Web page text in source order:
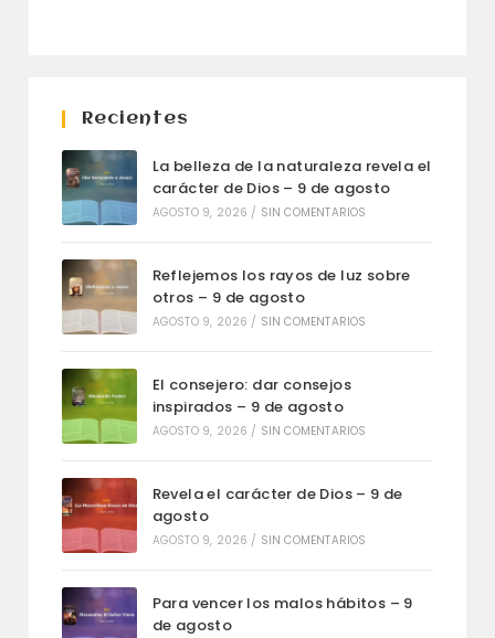
Recientes
La belleza de la naturaleza revela el
carácter de Dios – 9 de agosto
AGOSTO 9, 2026 / SIN COMENTARIOS
Reflejemos los rayos de luz sobre
otros – 9 de agosto
AGOSTO 9, 2026 / SIN COMENTARIOS
El consejero: dar consejos
inspirados – 9 de agosto
AGOSTO 9, 2026 / SIN COMENTARIOS
Revela el carácter de Dios – 9 de
agosto
AGOSTO 9, 2026 / SIN COMENTARIOS
Para vencer los malos hábitos – 9
de agosto